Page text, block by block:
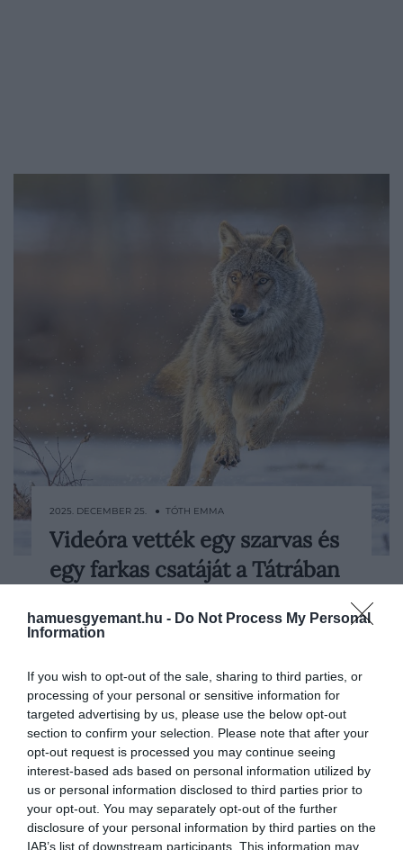
hamuesgyemant.hu - Do Not Process My Personal
Information
If you wish to opt-out of the sale, sharing to third parties, or
processing of your personal or sensitive information for
targeted advertising by us, please use the below opt-out
section to confirm your selection. Please note that after your
opt-out request is processed you may continue seeing
interest-based ads based on personal information utilized by
us or personal information disclosed to third parties prior to
your opt-out. You may separately opt-out of the further
disclosure of your personal information by third parties on the
IAB’s list of downstream participants. This information may
Meghökkentő videó látott napvilágot
nemrég a tátrai élővilágról: a felvételen az
sérült szarvast.
2025. DECEMBER 25. ● TÓTH EMMA
Videóra vették egy szarvas és
egy farkas csatáját a Tátrában